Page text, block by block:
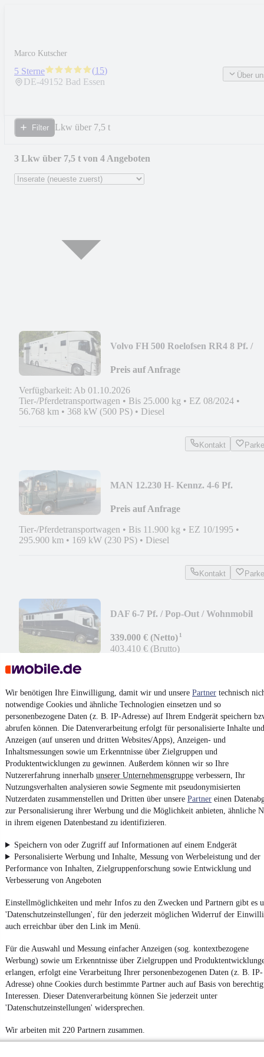
Wir benötigen Ihre Einwilligung, damit wir und unsere Partner technisch
notwendige Cookies und ähnliche Technologien einsetzen und so
personenbezogene Daten (z. B. IP-Adresse) auf Ihrem Endgerät speichern
abrufen können. Die Datenverarbeitung erfolgt für personalisierte Inhalte und
Anzeigen (auf unseren und dritten Websites/Apps), Anzeigen- und
Inhaltsmessungen sowie um Erkenntnisse über Zielgruppen und
Produktentwicklungen zu gewinnen. Außerdem können wir so Ihre
Nutzererfahrung innerhalb unserer Unternehmensgruppe verbessern, Ihr
Nutzungsverhalten analysieren sowie Segmente mit pseudonymisierten
Nutzerdaten zusammenstellen und Dritten über unsere Partner einen
zur Personalisierung ihrer Werbung und die Möglichkeit anbieten, ähnliche
in ihrem eigenen Datenbestand zu identifizieren.
Speichern von oder Zugriff auf Informationen auf einem Endgerät
Personalisierte Werbung und Inhalte, Messung von Werbeleistung und der
Performance von Inhalten, Zielgruppenforschung sowie Entwicklung und
Verbesserung von Angeboten
Einstellmöglichkeiten und mehr Infos zu den Zwecken und Partnern gibt es
'Datenschutzeinstellungen', für den jederzeit möglichen Widerruf der
auch erreichbar über den Link im Menü.
Für die Auswahl und Messung einfacher Anzeigen (sog. kontextbezogene
Werbung) sowie um Erkenntnisse über Zielgruppen und
erlangen, erfolgt eine Verarbeitung Ihrer personenbezogenen Daten (z. B. IP-
Adresse) ohne Cookies durch bestimmte Partner auch auf Basis von
Interessen. Dieser Datenverarbeitung können Sie jederzeit unter
'Datenschutzeinstellungen' widersprechen.
Wir arbeiten mit 220 Partnern zusammen.
Marco Kutscher
5 Sterne (15)
DE-49152 Bad Essen
Über
Filter Lkw über 7,5 t
3 Lkw über 7,5 t von 4 Angeboten
Volvo FH 500 Roelofsen RR4 8 Pf. /
Preis auf Anfrage
Verfügbarkeit: Ab 01.10.2026
Tier-/Pferdetransportwagen • Bis 25.000 kg • EZ 08/2024 •
56.768 km • 368 kW (500 PS) • Diesel
Kontakt
MAN 12.230 H- Kennz. 4-6 Pf.
Preis auf Anfrage
Tier-/Pferdetransportwagen • Bis 11.900 kg • EZ 10/1995 •
295.900 km • 169 kW (230 PS) • Diesel
Kontakt
DAF 6-7 Pf. / Pop-Out / Wohnmobil
339.000 € (Netto)¹
403.410 € (Brutto)
Neufahrzeug •Tier-/Pferdetransportwagen
Kontakt
¹MwSt. ausweisbar
4.6 Sterne
Nutze mobile.de schnell und einfach
App installieren
Impressum
Datenschutz
Datenschutzeinstellungen
Erklärung zur Barrierefreiheit
Report Security Vulnerability (English)
Powered by
Noch mehrneue Autosunterschiedlicher Marken, auch als
Leasing-Angebote, gibt es bei mobile.de